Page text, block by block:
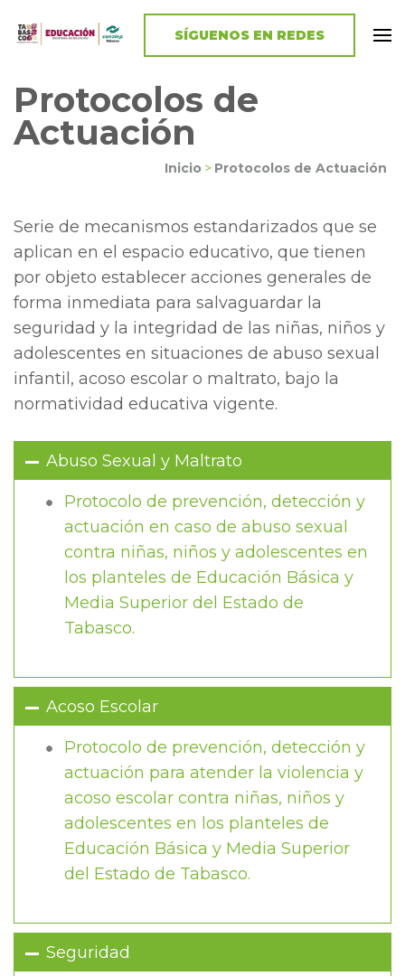
El Conalep Tabasco
SÍGUENOS EN REDES
Protocolos de
Actuación
Inicio > Protocolos de Actuación
Serie de mecanismos estandarizados que se
aplican en el espacio educativo, que tienen
por objeto establecer acciones generales de
forma inmediata para salvaguardar la
seguridad y la integridad de las niñas, niños y
adolescentes en situaciones de abuso sexual
infantil, acoso escolar o maltrato, bajo la
normatividad educativa vigente.
Abuso Sexual y Maltrato
Protocolo de prevención, detección y
actuación en caso de abuso sexual
contra niñas, niños y adolescentes en
los planteles de Educación Básica y
Media Superior del Estado de
Tabasco.
Acoso Escolar
Protocolo de prevención, detección y
actuación para atender la violencia y
acoso escolar contra niñas, niños y
adolescentes en los planteles de
Educación Básica y Media Superior
del Estado de Tabasco.
Seguridad